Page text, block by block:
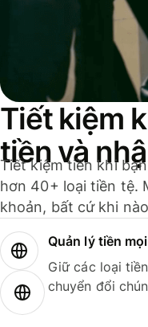
Tiết kiệm
tiền và
Tiết kiệm tiền khi
hơn 40+ loại tiền tệ.
khoản, bất cứ khi
Quản lý tiền
Giữ các loại
chuyển đổi